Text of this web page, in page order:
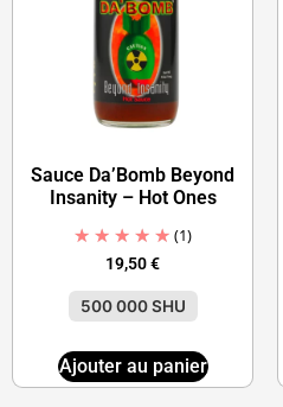
Sauce Da’Bomb Beyond
Insanity – Hot Ones
(1)
19,50€
500 000 SHU
Ajouter au panier